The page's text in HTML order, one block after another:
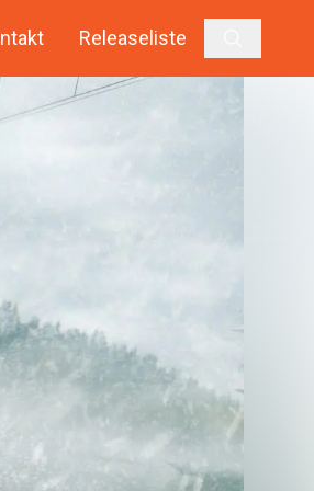
Releaseliste